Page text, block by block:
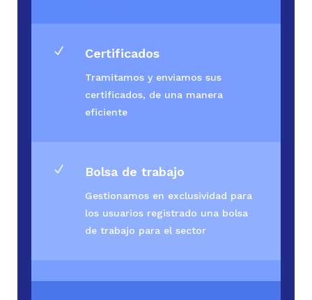
N Certificados
Tramitamos y enviamos sus
certificados, de una manera
eficiente
N Bolsa de trabajo
Gestionamos en exclusividad para
los usuarios registrado una bolsa
de trabajo para el sector